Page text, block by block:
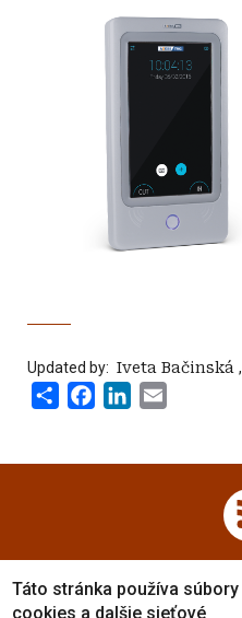
Updated by: ‍ Iveta Bačinská ,
Share FacebookLinkedIn
Táto stránka používa súbory
cookies a dalšie sieťové